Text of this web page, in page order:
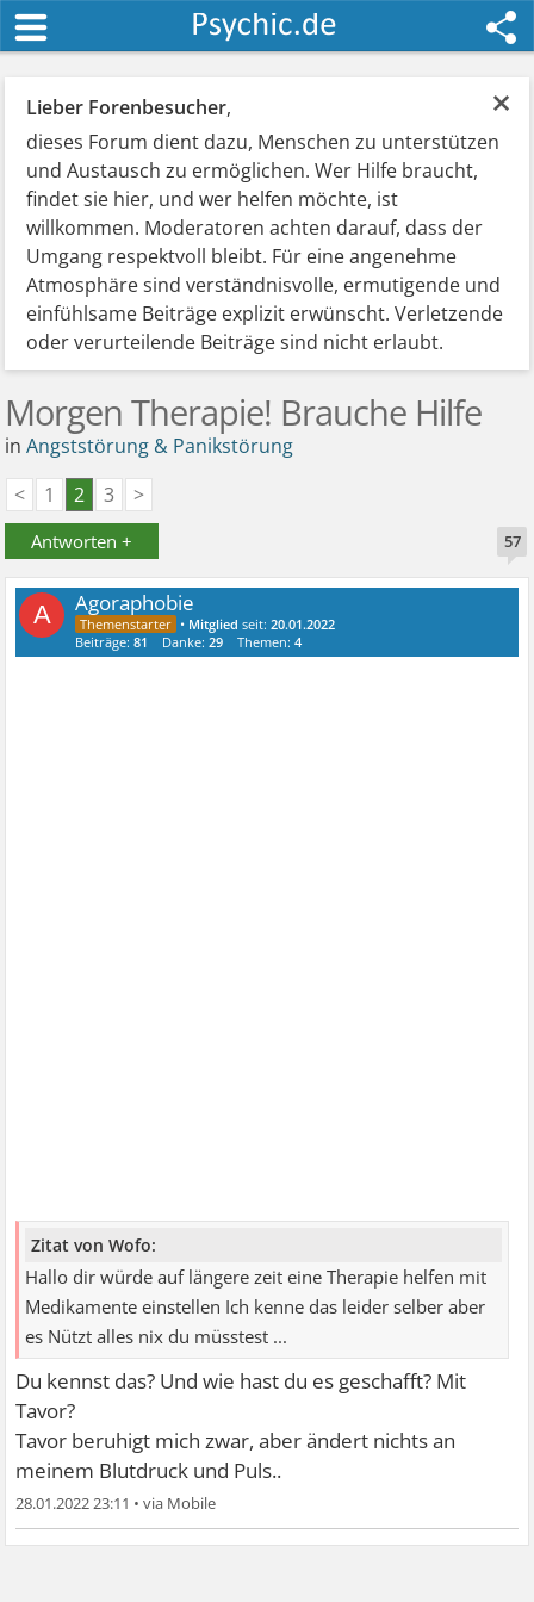
×
Lieber Forenbesucher,
dieses Forum dient dazu, Menschen zu unterstützen
und Austausch zu ermöglichen. Wer Hilfe braucht,
findet sie hier, und wer helfen möchte, ist
willkommen. Moderatoren achten darauf, dass der
Umgang respektvoll bleibt. Für eine angenehme
Atmosphäre sind verständnisvolle, ermutigende und
einfühlsame Beiträge explizit erwünscht. Verletzende
oder verurteilende Beiträge sind nicht erlaubt.
Morgen Therapie! Brauche Hilfe
inAngststörung & Panikstörung
<
1 2 3 >
Antworten + 57
A Agoraphobie
• Mitglied seit:20.01.2022
Beiträge:81 Danke:29 Themen:4
Zitat von Wofo:
Hallo dir würde auf längere zeit eine Therapie helfen mit
Medikamente einstellen Ich kenne das leider selber aber
es Nützt alles nix du müsstest ...
Du kennst das? Und wie hast du es geschafft? Mit
Tavor?
Tavor beruhigt mich zwar, aber ändert nichts an
meinem Blutdruck und Puls..
28.01.2022 23:11 •